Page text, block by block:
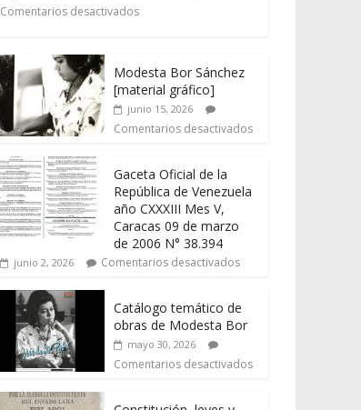
Comentarios desactivados
Modesta Bor Sánchez
[material gráfico]
junio 15, 2026
Comentarios desactivados
Gaceta Oficial de la
República de Venezuela
año CXXXIII Mes V,
Caracas 09 de marzo
de 2006 N° 38.394
junio 2, 2026 Comentarios desactivados
Catálogo temático de
obras de Modesta Bor
mayo 30, 2026
Comentarios desactivados